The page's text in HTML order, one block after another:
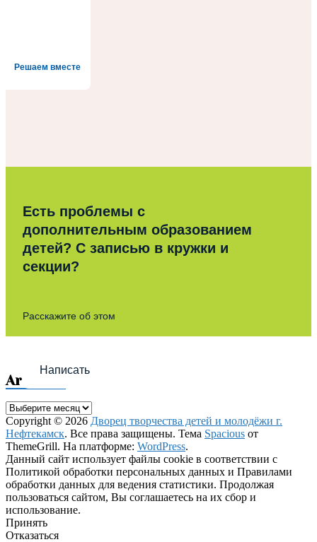
Решаем вместе
Есть проблемы с
дополнительным образованием
детей? С записью в кружки и
секции?
Расскажите об этом
Написать
Archives
Archives
Copyright © 2026 Дворец творчества детей и молодёжи г.
Нефтекамск. Все права защищены. Тема Spacious от
ThemeGrill. На платформе: WordPress.
Данный сайт использует файлы cookie в соответствии с
Политикой обработки персональных данных и Правилами
обработки данных для ведения статистики. Продолжая
пользоваться сайтом, Вы соглашаетесь на их сбор и
использование.
Принять
Отказаться